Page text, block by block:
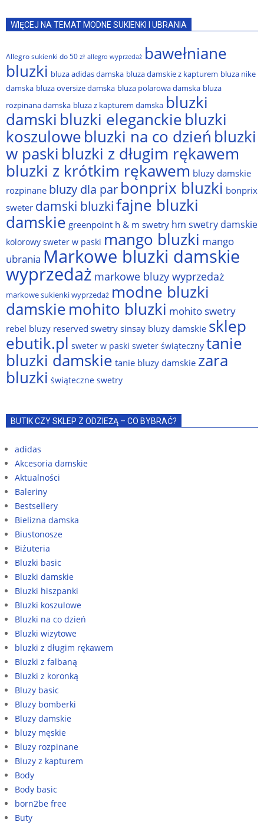
WIĘCEJ NA TEMAT MODNE SUKIENKI I UBRANIA
Allegro sukienki do 50 zł allegro wyprzedaż bawełniane
bluzki bluza adidas damska bluza damskie z kapturem bluza nike
damska bluza oversize damska bluza polarowa damska bluza
rozpinana damska bluza z kapturem damska bluzki
damski bluzki eleganckie bluzki
koszulowe bluzki na co dzień bluzki
w paski bluzki z długim rękawem
bluzki z krótkim rękawem bluzy damskie
rozpinane bluzy dla par bonprix bluzki bonprix
sweter damski bluzkifajne bluzki
damskie greenpoint h & m swetry hm swetry damskie
kolorowy sweter w paski mango bluzki mango
ubrania Markowe bluzki damskie
wyprzedaż markowe bluzy wyprzedaż
markowe sukienki wyprzedaż modne bluzki
damskiemohito bluzki mohito swetry
rebel bluzy reserved swetrysinsay bluzy damskie sklep
ebutik.pl sweter w paski sweter świąteczny tanie
bluzki damskie tanie bluzy damskie zara
bluzki świąteczne swetry
BUTIK CZY SKLEP Z ODZIEŻĄ – CO BYBRAĆ?
adidas
Akcesoria damskie
Aktualności
Baleriny
Bestsellery
Bielizna damska
Biustonosze
Biżuteria
Bluzki basic
Bluzki damskie
Bluzki hiszpanki
Bluzki koszulowe
Bluzki na co dzień
Bluzki wizytowe
bluzki z długim rękawem
Bluzki z falbaną
Bluzki z koronką
Bluzy basic
Bluzy bomberki
Bluzy damskie
bluzy męskie
Bluzy rozpinane
Bluzy z kapturem
Body
Body basic
born2be free
Buty